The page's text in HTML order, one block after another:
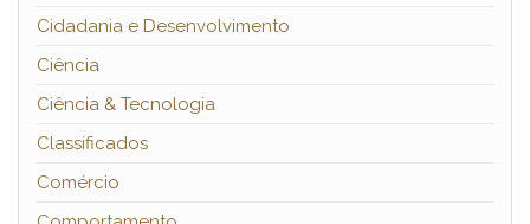
Cidadania e Desenvolvimento
Ciência
Ciência & Tecnologia
Classificados
Comércio